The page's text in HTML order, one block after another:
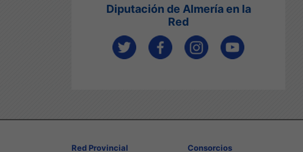
Diputación de Almería en la
Red
Red Provincial Consorcios